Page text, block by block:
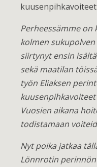
Perheessämme on
kolmen
siirtynyt ensin
sekä maatilan
työn Eliaksen
Vuosien aikana
todistamaan
Nyt poika jatkaa
Lönnrotin